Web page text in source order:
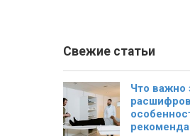
Свежие статьи
Что важно